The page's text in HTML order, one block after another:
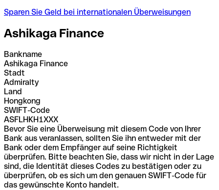
Sparen Sie Geld bei internationalen Überweisungen
Ashikaga Finance
Bankname
Ashikaga Finance
Stadt
Admiralty
Land
Hongkong
SWIFT-Code
ASFLHKH1XXX
Bevor Sie eine Überweisung mit diesem Code von Ihrer
Bank aus veranlassen, sollten Sie ihn entweder mit der
Bank oder dem Empfänger auf seine Richtigkeit
überprüfen. Bitte beachten Sie, dass wir nicht in der Lage
sind, die Identität dieses Codes zu bestätigen oder zu
überprüfen, ob es sich um den genauen SWIFT-Code für
das gewünschte Konto handelt.